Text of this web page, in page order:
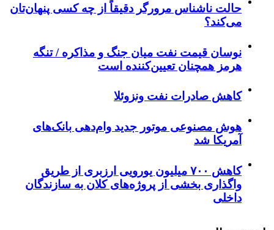
حالت ناشناس مرورگر دقیقاً از چه کسی پنهان‌تان
می‌کند؟
نوسان قیمت نفت میان جنگ و مذاکره / تنگه
هرمز همچنان تعیین‌کننده است
کاهش صادرات نفت ونزوئلا
هوش مصنوعی موتور جدید وام‌دهی بانک‌های
آمریکا شد
کاهش ۷۰۰ میلیون یورویی ارزبری از طریق
واگذاری بخشی از پروژه‌های کلان به سازندگان
داخلی